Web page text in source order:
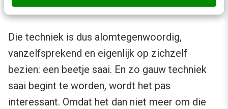
connectedcultuur. Of nee, daar zijn we al.
Die techniek is dus alomtegenwoordig,
vanzelfsprekend en eigenlijk op zichzelf
bezien: een beetje saai. En zo gauw techniek
saai begint te worden, wordt het pas
interessant. Omdat het dan niet meer om die